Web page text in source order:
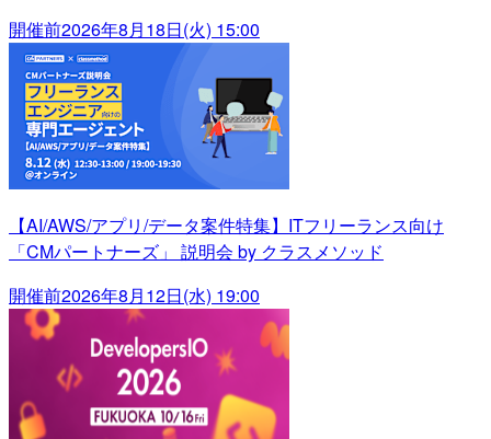
開催前2026年8月18日(火) 15:00
【AI/AWS/アプリ/データ案件特集】ITフリーランス向け
「CMパートナーズ」 説明会 by クラスメソッド
開催前2026年8月12日(水) 19:00